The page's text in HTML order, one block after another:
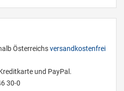
Österreichsversandkostenfrei
und PayPal.
30-0